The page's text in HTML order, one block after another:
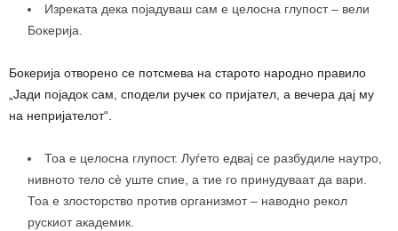
Изреката дека појадуваш сам е целосна глупост – вели
Бокерија.
Бокерија отворено се потсмева на старото народно правило
„Јади појадок сам, сподели ручек со пријател, а вечера дај му
на непријателот“.
Тоа е целосна глупост. Луѓето едвај се разбудиле наутро,
нивното тело сè уште спие, а тие го принудуваат да вари.
Тоа е злосторство против организмот – наводно рекол
рускиот академик.